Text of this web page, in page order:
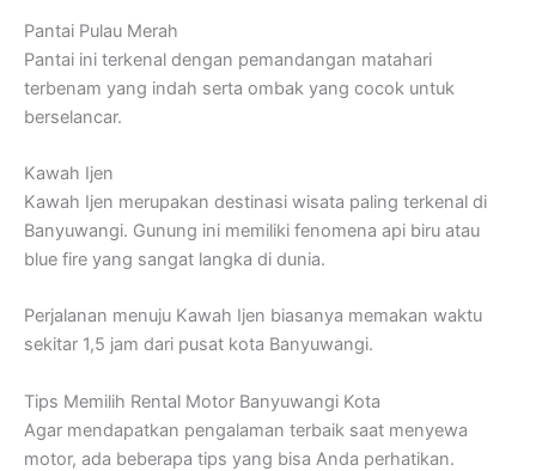
Pantai Pulau Merah
Pantai ini terkenal dengan pemandangan matahari
terbenam yang indah serta ombak yang cocok untuk
berselancar.
Kawah Ijen
Kawah Ijen merupakan destinasi wisata paling terkenal di
Banyuwangi. Gunung ini memiliki fenomena api biru atau
blue fire yang sangat langka di dunia.
Perjalanan menuju Kawah Ijen biasanya memakan waktu
sekitar 1,5 jam dari pusat kota Banyuwangi.
Tips Memilih Rental Motor Banyuwangi Kota
Agar mendapatkan pengalaman terbaik saat menyewa
motor, ada beberapa tips yang bisa Anda perhatikan.